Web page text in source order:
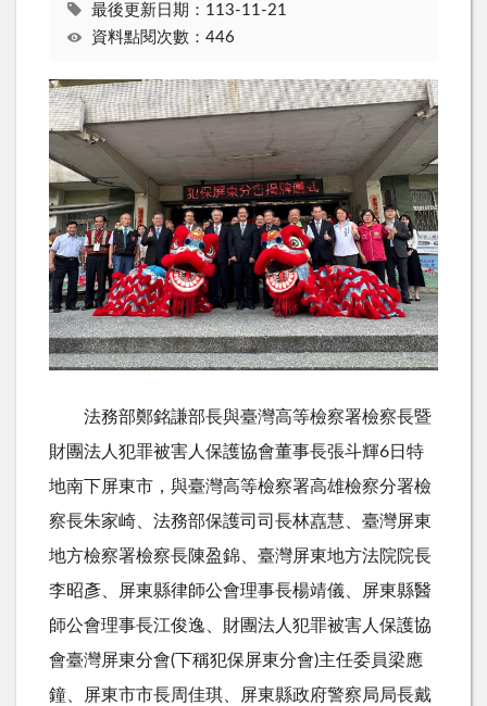
最後更新日期：113-11-21
資料點閱次數：446
法務部鄭銘謙部長與臺灣高等檢察署檢察長暨
財團法人犯罪被害人保護協會董事長張斗輝6日特
地南下屏東市，與臺灣高等檢察署高雄檢察分署檢
察長朱家崎、法務部保護司司長林嚞慧、臺灣屏東
地方檢察署檢察長陳盈錦、臺灣屏東地方法院院長
李昭彥、屏東縣律師公會理事長楊靖儀、屏東縣醫
師公會理事長江俊逸、財團法人犯罪被害人保護協
會臺灣屏東分會(下稱犯保屏東分會)主任委員梁應
鐘、屏東市市長周佳琪、屏東縣政府警察局局長戴